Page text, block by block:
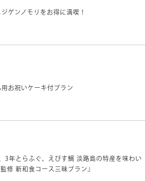
ゲンノモリをお得に満喫！
お祝いケーキ付プラン
3年とらふぐ、えびす鯛 淡路島の特産を味わい
修 新和食コース三昧プラン』